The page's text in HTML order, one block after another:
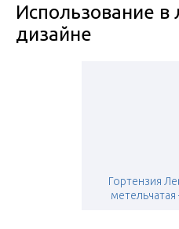
Использование
дизайне
Гортензия